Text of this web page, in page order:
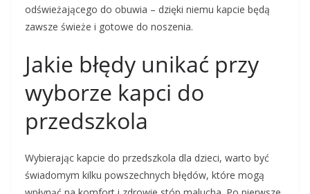
odświeżającego do obuwia – dzięki niemu kapcie będą
zawsze świeże i gotowe do noszenia.
Jakie błędy unikać przy
wyborze kapci do
przedszkola
Wybierając kapcie do przedszkola dla dzieci, warto być
świadomym kilku powszechnych błędów, które mogą